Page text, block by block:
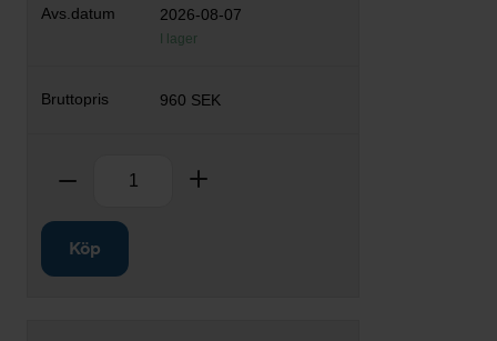
2026-08-07
I lager
960 SEK
Ta bort
Köp